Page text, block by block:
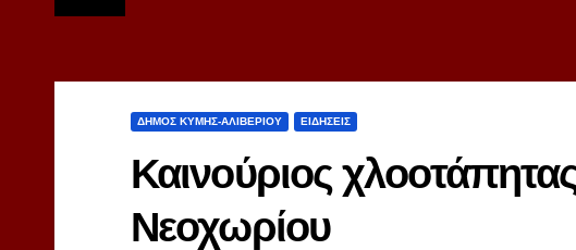
ΔΗΜΟΣ ΚΥΜΗΣ-ΑΛΙΒΕΡΙΟΥ ΕΙΔΗΣΕΙΣ
Καινούριος
Νεοχωρίου